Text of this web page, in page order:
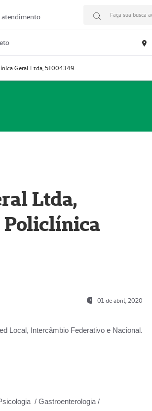
atendimento Faça sua busca
Prestador: Vipmed Clínica Geral Ltda, 51004349-0 (Nome Fantasia: Policlínica Master)
Ltda,
Policlínica
01 de abril, 2020
Local, Intercâmbio Federativo e Nacional.
/ Gastroenterologia /